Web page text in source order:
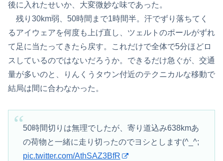
後に入れたせいか、大変微妙な味であった。
残り30km弱、50時間まで1時間半。汗でずり落ちてく
るアイウェアを何度も上げ直し、ツェルトのポールがずれ
て足に当たってきたら戻す。これだけで全体で5分ほどロ
スしているのではないだろうか。できるだけ急ぐが、交通
量が多いのと、りんくうタウン付近のテクニカルな移動で
結局は間に合わなかった。
50時間切りは無理でしたが、寄り道込み638kmあ
の荷物と一緒に走り切ったのでヨシとします(^_^;
pic.twitter.com/AthSAZ3BfR